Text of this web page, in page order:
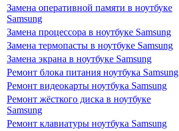
Замена оперативной памяти в ноутбуке
Samsung
Замена процессора в ноутбуке Samsung
Замена термопасты в ноутбуке Samsung
Замена экрана в ноутбуке Samsung
Ремонт блока питания ноутбука Samsung
Ремонт видеокарты ноутбука Samsung
Ремонт жёсткого диска в ноутбуке
Samsung
Ремонт клавиатуры ноутбука Samsung